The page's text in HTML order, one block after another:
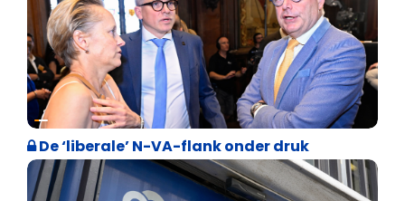
Binnenland politiek
De ‘liberale’ N-VA-flank onder druk